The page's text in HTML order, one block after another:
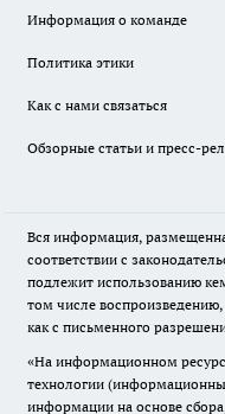
Информация о команде
Политика этики
Как с нами связаться
Обзорные статьи и пресс-
Вся информация,
соответствии с
подлежит использованию
том числе
как с письменного
«На информационном
технологии
информации на основе